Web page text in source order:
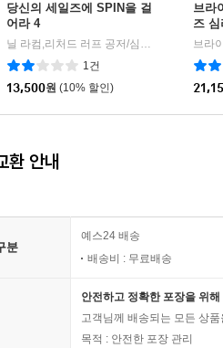
당신의 세일즈에 SPIN을 걸
어라 4
닐 라컴,리처드 러프 공저/심재우 역
김앤김
1건
13,500원 (10% 할인)
브라
즈 심
안내
분
예스24 배송
배송비 : 무료배송
안전하고 정확한 포장을 위
고객님께 배송되는 모든 상
목적 : 안전한 포장 관리